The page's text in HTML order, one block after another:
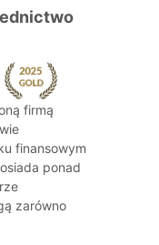
firmą
finansowym
ponad
zarówno